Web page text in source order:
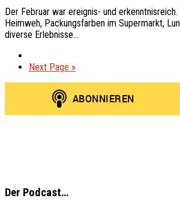
Der Februar war ereignis- und
Heimweh, Packungsfarben im Supermarkt,
diverse Erlebnisse…
Next Page »
Der Podcast…